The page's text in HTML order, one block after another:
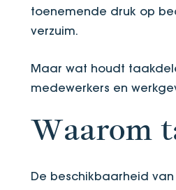
toenemende druk op
verzuim.
Maar wat houdt
medewerkers en
Waarom
De beschikbaarheid